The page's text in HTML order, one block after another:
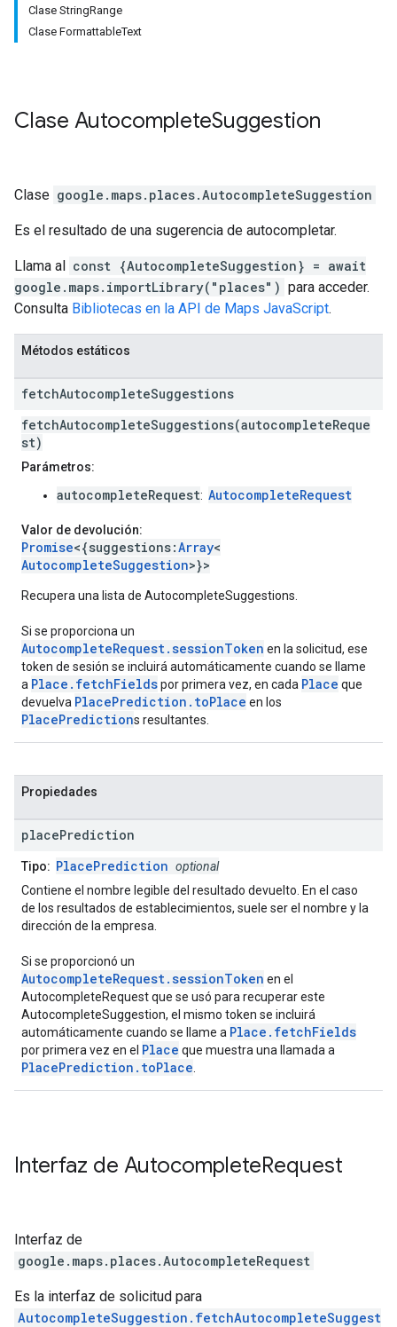
Clase StringRange
Clase FormattableText
Clase AutocompleteSuggestion
Clase google.maps.places.AutocompleteSuggestion
Es el resultado de una sugerencia de autocompletar.
Llama al const {AutocompleteSuggestion} = await
google.maps.importLibrary("places") para acceder.
Consulta Bibliotecas en la API de Maps JavaScript.
Métodos estáticos
fetchAutocompleteSuggestions
fetchAutocompleteSuggestions(autocompleteReque
st)
Parámetros:
autocompleteRequest: AutocompleteRequest
Valor de devolución:
Promise<{suggestions:Array<
AutocompleteSuggestion>}>
Recupera una lista de AutocompleteSuggestions.
Si se proporciona un
AutocompleteRequest.sessionToken en la solicitud, ese
token de sesión se incluirá automáticamente cuando se llame
a Place.fetchFieldspor primera vez, en cada Place que
devuelva PlacePrediction.toPlace en los
PlacePredictions resultantes.
Propiedades
placePrediction
Tipo: PlacePrediction optional
Contiene el nombre legible del resultado devuelto. En el caso
de los resultados de establecimientos, suele ser el nombre y la
dirección de la empresa.
Si se proporcionó un
AutocompleteRequest.sessionToken en el
AutocompleteRequest que se usó para recuperar este
AutocompleteSuggestion, el mismo token se incluirá
automáticamente cuando se llame a Place.fetchFields
por primera vez en el Place que muestra una llamada a
PlacePrediction.toPlace
Interfaz de AutocompleteRequest
Interfaz de
google.maps.places.AutocompleteRequest
Es la interfaz de solicitud para
AutocompleteSuggestion.fetchAutocompleteSuggest